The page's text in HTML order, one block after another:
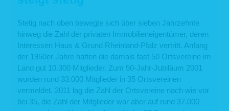
Stetig nach oben bewegte sich über sieben Jahrzehnte
hinweg die Zahl der privaten Immobilieneigentümer, deren
Interessen Haus & Grund Rheinland-Pfalz vertritt. Anfang
der 1950er Jahre hatten die damals fast 50 Ortsvereine im
Land gut 10.300 Mitglieder. Zum 50-Jahr-Jubiläum 2001
wurden rund 33.000 Mitglieder in 35 Ortsvereinen
vermeldet. 2011 lag die Zahl der Ortsvereine nach wie vor
bei 35, die Zahl der Mitglieder war aber auf rund 37.000
gelöscht, wenn sie zu diesen Zwecken nicht mehr erforderlich sind oder Sie von
5. Verwendung von Cookies
Auf unseren Webseiten setzen wir Cookies ein. Cookies werden auf Ihrem
Rechner gespeichert und von diesem an unsere Webseiten übermittelt. Ein
Identifizierung Deines Webbrowsers beim erneuten Aufrufen unserer Webseite
ermöglicht.
Cookies zur Reichweitenmessung ermöglichen es uns, anonyme statistische
Informationen über die Nutzung unserer Webseite zu erhalten und zu verstehen,
wie Besucher mit unseren Webseiten interagieren. Mithilfe dieser Cookies